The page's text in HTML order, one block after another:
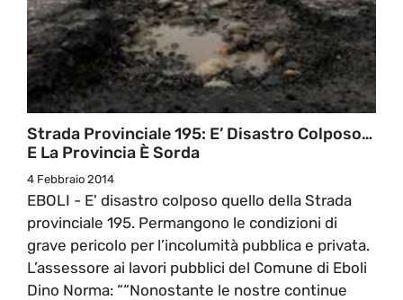
Strada Provinciale 195: E’ Disastro Colposo…
E La Provincia È Sorda
4 Febbraio 2014
EBOLI - E' disastro colposo quello della Strada
provinciale 195. Permangono le condizioni di
grave pericolo per l’incolumità pubblica e privata.
L’assessore ai lavori pubblici del Comune di Eboli
Dino Norma: ““Nonostante le nostre continue